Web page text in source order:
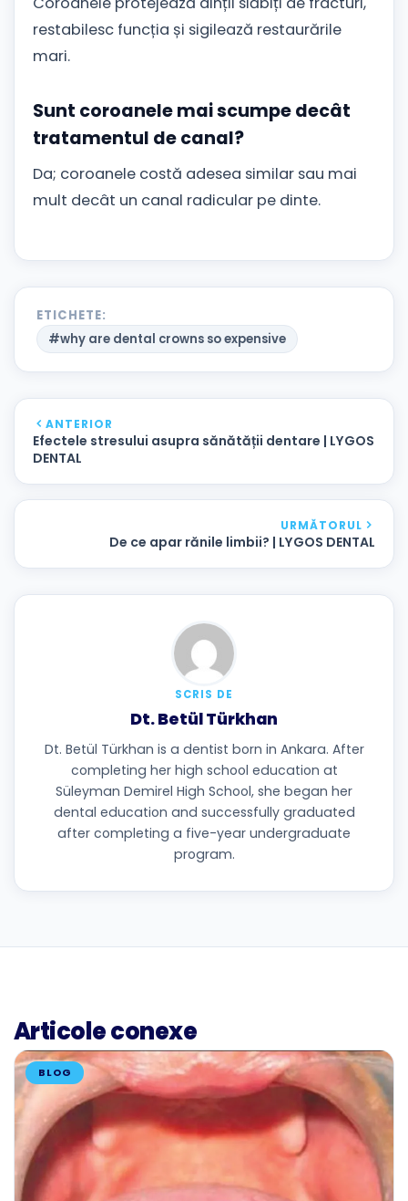
restabilesc funcția și sigilează restaurările
mari.
Sunt coroanele mai scumpe decât
tratamentul de canal?
Da; coroanele costă adesea similar sau mai
mult decât un canal radicular pe dinte.
ETICHETE:
#why are dental crowns so expensive
ANTERIOR
Efectele stresului asupra sănătății dentare | LYGOS
DENTAL
URMĂTORUL
De ce apar rănile limbii? | LYGOS DENTAL
SCRIS DE
Dt. Betül Türkhan
Dt. Betül Türkhan is a dentist born in Ankara. After
completing her high school education at
Süleyman Demirel High School, she began her
dental education and successfully graduated
after completing a five-year undergraduate
program.
Articole conexe
BLOG